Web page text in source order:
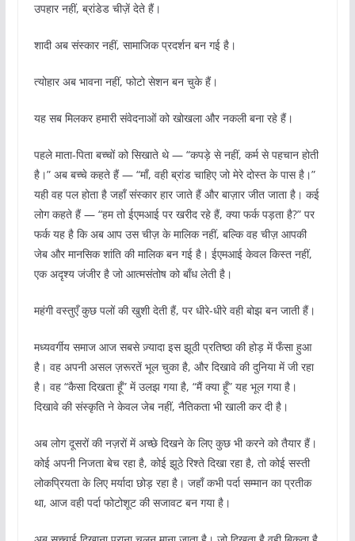
उपहार नहीं, ब्रांडेड चीज़ें देते हैं।
शादी अब संस्कार नहीं, सामाजिक प्रदर्शन बन गई है।
त्योहार अब भावना नहीं, फोटो सेशन बन चुके हैं।
यह सब मिलकर हमारी संवेदनाओं को खोखला और नकली बना रहे हैं।
पहले माता-पिता बच्चों को सिखाते थे — “कपड़े से नहीं, कर्म से पहचान होती
है।” अब बच्चे कहते हैं — “माँ, वही ब्रांड चाहिए जो मेरे दोस्त के पास है।”
यही वह पल होता है जहाँ संस्कार हार जाते हैं और बाज़ार जीत जाता है। कई
लोग कहते हैं — “हम तो ईएमआई पर खरीद रहे हैं, क्या फर्क पड़ता है?” पर
फर्क यह है कि अब आप उस चीज़ के मालिक नहीं, बल्कि वह चीज़ आपकी
जेब और मानसिक शांति की मालिक बन गई है। ईएमआई केवल किस्त नहीं,
एक अदृश्य जंजीर है जो आत्मसंतोष को बाँध लेती है।
महंगी वस्तुएँ कुछ पलों की खुशी देती हैं, पर धीरे-धीरे वही बोझ बन जाती हैं।
मध्यवर्गीय समाज आज सबसे ज़्यादा इस झूठी प्रतिष्ठा की होड़ में फँसा हुआ
है। वह अपनी असल ज़रूरतें भूल चुका है, और दिखावे की दुनिया में जी रहा
है। वह “कैसा दिखता हूँ” में उलझ गया है, “मैं क्या हूँ” यह भूल गया है।
दिखावे की संस्कृति ने केवल जेब नहीं, नैतिकता भी खाली कर दी है।
अब लोग दूसरों की नज़रों में अच्छे दिखने के लिए कुछ भी करने को तैयार हैं।
कोई अपनी निजता बेच रहा है, कोई झूठे रिश्ते दिखा रहा है, तो कोई सस्ती
लोकप्रियता के लिए मर्यादा छोड़ रहा है। जहाँ कभी पर्दा सम्मान का प्रतीक
था, आज वही पर्दा फोटोशूट की सजावट बन गया है।